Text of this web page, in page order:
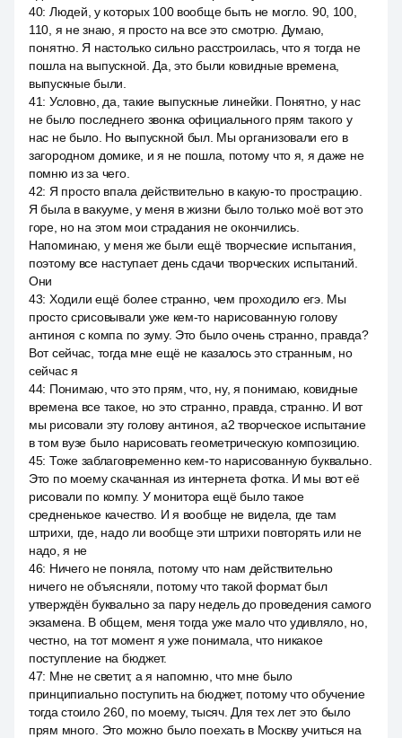
40: Людей, у которых 100 вообще быть не могло. 90, 100,
110, я не знаю, я просто на все это смотрю. Думаю,
понятно. Я настолько сильно расстроилась, что я тогда не
пошла на выпускной. Да, это были ковидные времена,
выпускные были.
41: Условно, да, такие выпускные линейки. Понятно, у нас
не было последнего звонка официального прям такого у
нас не было. Но выпускной был. Мы организовали его в
загородном домике, и я не пошла, потому что я, я даже не
помню из за чего.
42: Я просто впала действительно в какую-то прострацию.
Я была в вакууме, у меня в жизни было только моё вот это
горе, но на этом мои страдания не окончились.
Напоминаю, у меня же были ещё творческие испытания,
поэтому все наступает день сдачи творческих испытаний.
Они
43: Ходили ещё более странно, чем проходило егэ. Мы
просто срисовывали уже кем-то нарисованную голову
антиноя с компа по зуму. Это было очень странно, правда?
Вот сейчас, тогда мне ещё не казалось это странным, но
сейчас я
44: Понимаю, что это прям, что, ну, я понимаю, ковидные
времена все такое, но это странно, правда, странно. И вот
мы рисовали эту голову антиноя, a2 творческое испытание
в том вузе было нарисовать геометрическую композицию.
45: Тоже заблаговременно кем-то нарисованную буквально.
Это по моему скачанная из интернета фотка. И мы вот её
рисовали по компу. У монитора ещё было такое
средненькое качество. И я вообще не видела, где там
штрихи, где, надо ли вообще эти штрихи повторять или не
надо, я не
46: Ничего не поняла, потому что нам действительно
ничего не объясняли, потому что такой формат был
утверждён буквально за пару недель до проведения самого
экзамена. В общем, меня тогда уже мало что удивляло, но,
честно, на тот момент я уже понимала, что никакое
поступление на бюджет.
47: Мне не светит, а я напомню, что мне было
принципиально поступить на бюджет, потому что обучение
тогда стоило 260, по моему, тысяч. Для тех лет это было
прям много. Это можно было поехать в Москву учиться на